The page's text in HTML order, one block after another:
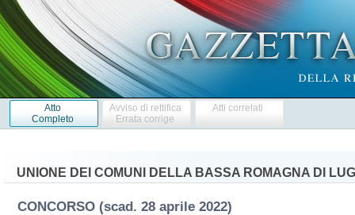
Atto
Completo
Avviso di rettifica
Errata corrige
Atti correlati
UNIONE DEI COMUNI DELLA BASSA ROMAGNA DI
CONCORSO (scad. 28 aprile 2022)